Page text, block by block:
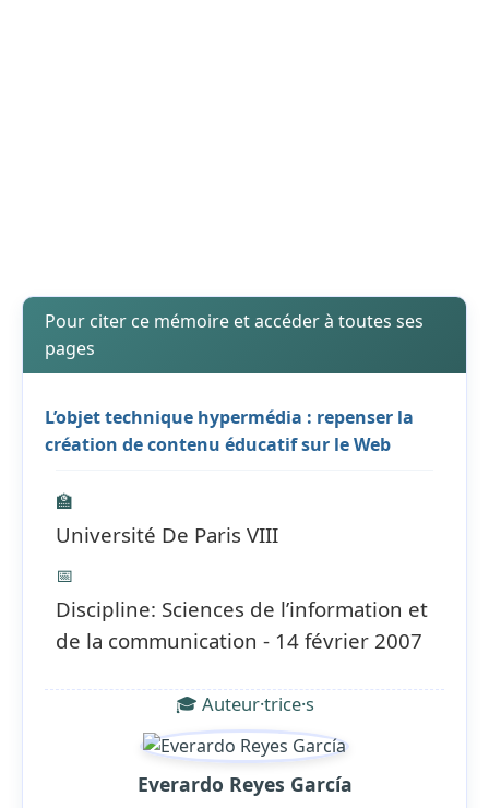
Pour citer ce mémoire et accéder à toutes ses
pages
L’objet technique hypermédia : repenser la
création de contenu éducatif sur le Web
🏫
Université De Paris VIII
📅
Discipline: Sciences de l’information et
de la communication - 14 février 2007
🎓 Auteur·trice·s
Everardo Reyes García